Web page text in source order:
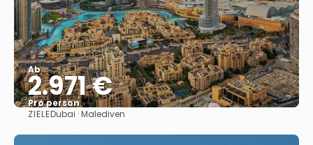
Ab
2.971 €
Pro person
ZIELEDubai · Malediven